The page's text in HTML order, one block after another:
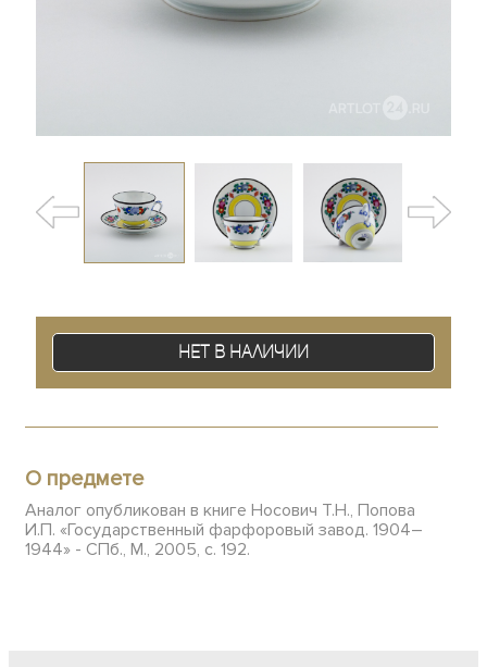
Нет в наличии
О предмете
Аналог опубликован в книге Носович Т.Н., Попова
И.П. «Государственный фарфоровый завод. 1904–
1944» - СПб., М., 2005, с. 192.